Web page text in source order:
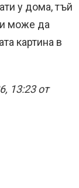
у дома, тъй
може да
картина в
13:23 от